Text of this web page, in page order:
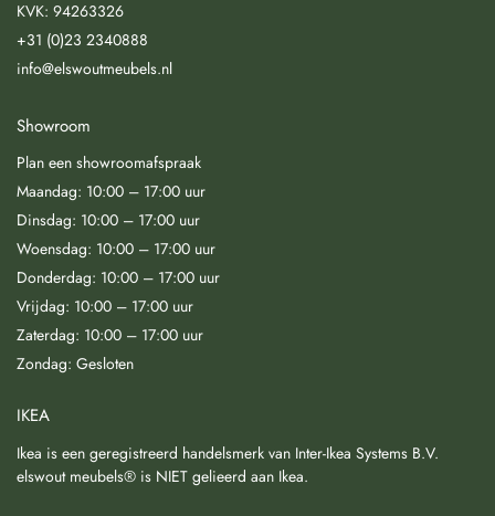
KVK: 94263326
+31 (0)23 2340888
info@elswoutmeubels.nl
Showroom
Plan een showroomafspraak
Maandag: 10:00 – 17:00 uur
Dinsdag: 10:00 – 17:00 uur
Woensdag: 10:00 – 17:00 uur
Donderdag: 10:00 – 17:00 uur
Vrijdag: 10:00 – 17:00 uur
Zaterdag: 10:00 – 17:00 uur
Zondag: Gesloten
IKEA
Ikea is een geregistreerd handelsmerk van Inter-Ikea Systems B.V.
elswout meubels® is NIET gelieerd aan Ikea.